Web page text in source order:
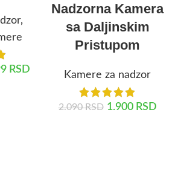
,
RSD
Nadzorna Kamera
sa Daljinskim
Pristupom
Kamere za nadzor
2.090RSD 1.900 RSD